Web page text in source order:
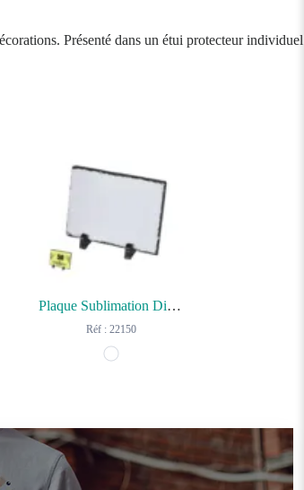
Présenté dans un étui protecteur individuel
Plaque Sublimation Dirkal
Réf : 22150